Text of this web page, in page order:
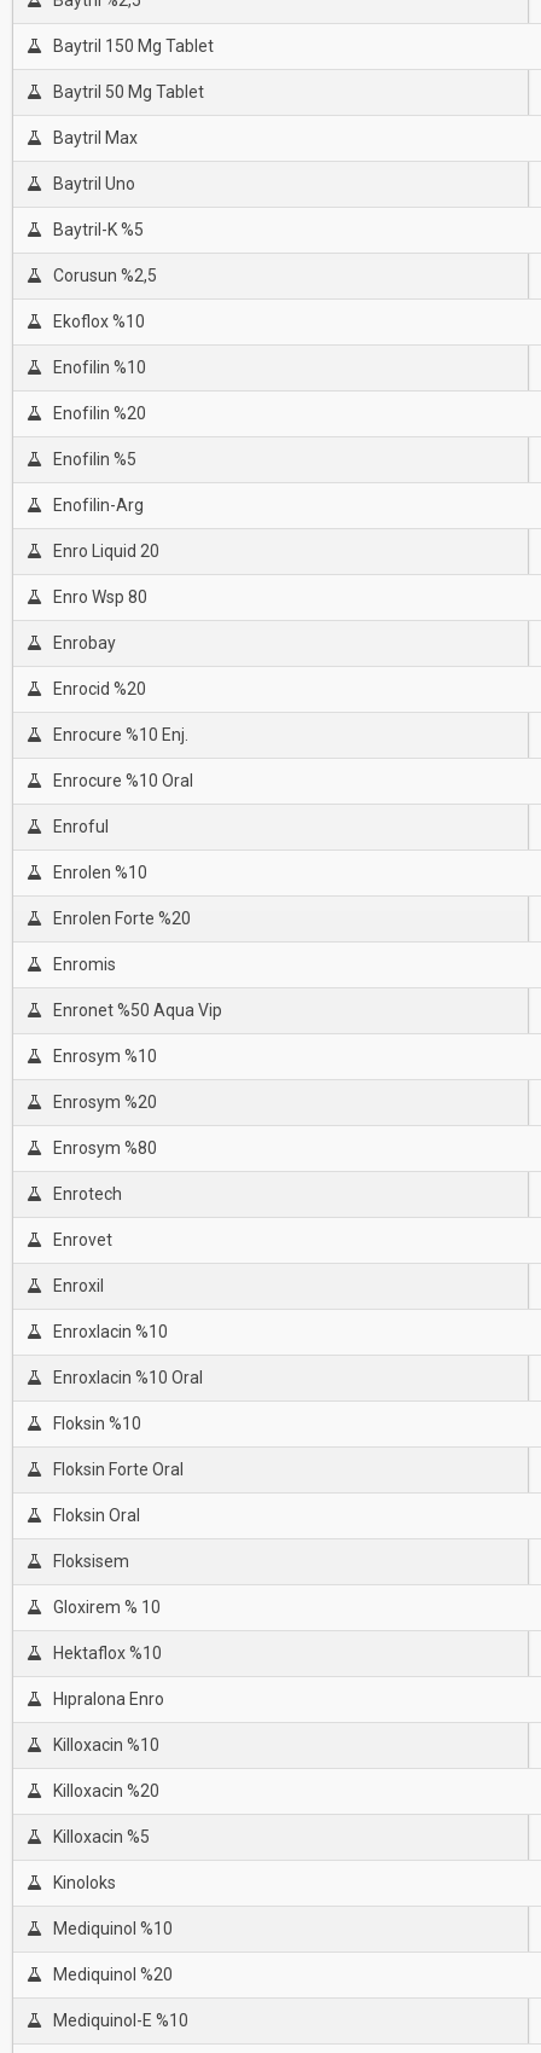
Baytril 150 Mg Tablet
Baytril 50 Mg Tablet
Baytril Max
Baytril Uno
Baytril-K %5
Corusun %2,5
Ekoflox %10
Enofilin %10
Enofilin %20
Enofilin %5
Enofilin-Arg
Enro Liquid 20
Enro Wsp 80
Enrobay
Enrocid %20
Enrocure %10 Enj.
Enrocure %10 Oral
Enroful
Enrolen %10
Enrolen Forte %20
Enromis
Enronet %50 Aqua Vip
Enrosym %10
Enrosym %20
Enrosym %80
Enrotech
Enrovet
Enroxil
Enroxlacin %10
Enroxlacin %10 Oral
Floksin %10
Floksin Forte Oral
Floksin Oral
Floksisem
Gloxirem % 10
Hektaflox %10
Hıpralona Enro
Killoxacin %10
Killoxacin %20
Killoxacin %5
Kinoloks
Mediquinol %10
Mediquinol %20
Mediquinol-E %10